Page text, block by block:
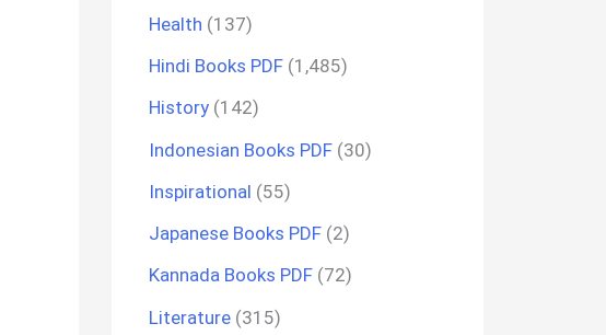
Health (137)
Hindi Books PDF (1,485)
History (142)
Indonesian Books PDF (30)
Inspirational (55)
Japanese Books PDF (2)
Kannada Books PDF (72)
Literature (315)